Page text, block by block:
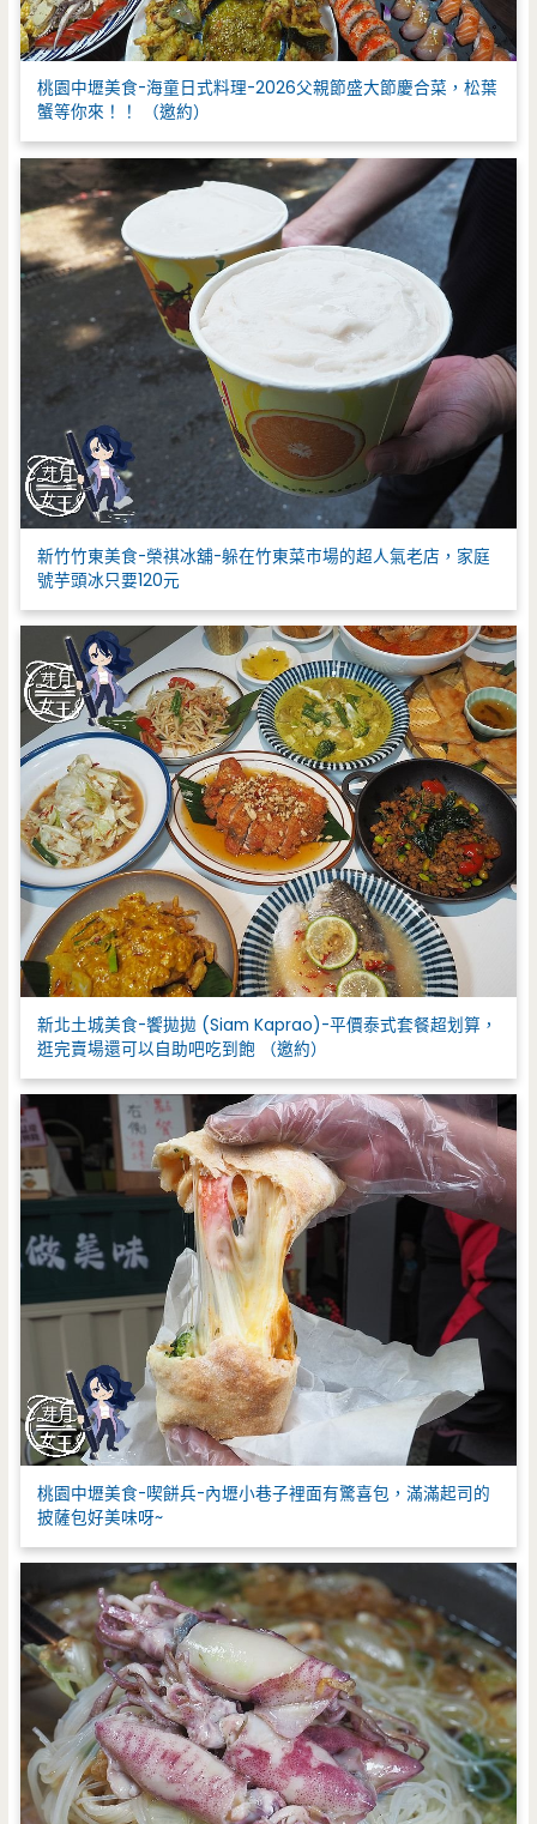
桃園中壢美食-海童日式料理-2026父親節盛大節慶合菜，松葉
蟹等你來！！ （邀約）
新竹竹東美食-榮祺冰舖-躲在竹東菜市場的超人氣老店，家庭
號芋頭冰只要120元
新北土城美食-饗拋拋 (Siam Kaprao)-平價泰式套餐超划算，
逛完賣場還可以自助吧吃到飽 （邀約）
桃園中壢美食-喫餅兵-內壢小巷子裡面有驚喜包，滿滿起司的
披薩包好美味呀~